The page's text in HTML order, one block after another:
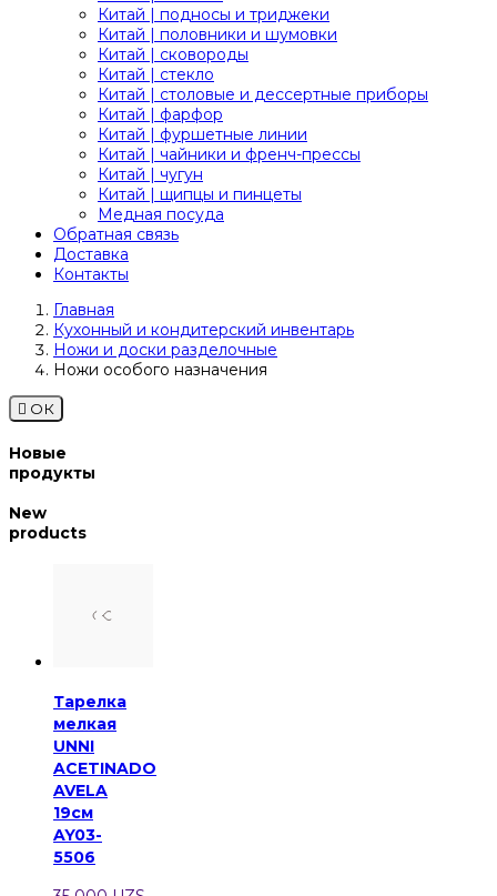
Китай | подносы и триджеки
Китай | половники и шумовки
Китай | сковороды
Китай | стекло
Китай | столовые и дессертные приборы
Китай | фарфор
Китай | фуршетные линии
Китай | чайники и френч-прессы
Китай | чугун
Китай | щипцы и пинцеты
Медная посуда
Обратная связь
Доставка
Контакты
Главная
Кухонный и кондитерский инвентарь
Ножи и доски разделочные
Ножи особого назначения
 ОК
Новые
продукты
New
products
Тарелка
мелкая
UNNI
ACETINADO
AVELA
19см
AY03-
5506